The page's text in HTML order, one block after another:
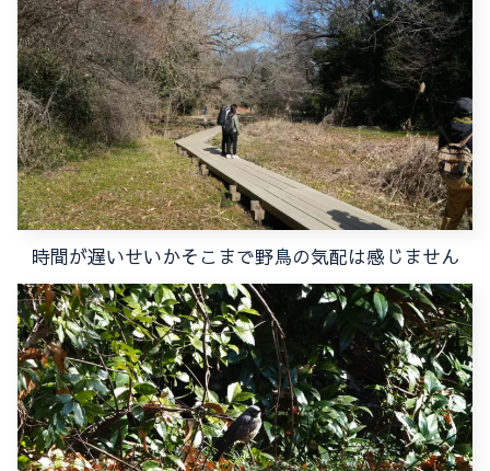
時間が遅いせいかそこまで野鳥の気配は感じません